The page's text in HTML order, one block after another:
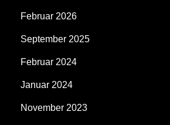
Februar 2026
September 2025
Februar 2024
Januar 2024
November 2023